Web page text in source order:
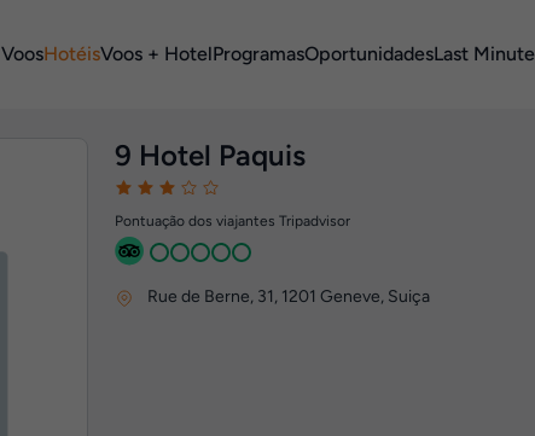
VoosHotéisVoos + HotelProgramasOportunidadesLast Minute
9 Hotel Paquis
Pontuação dos viajantes Tripadvisor
Rue de Berne, 31, 1201 Geneve, Suiça